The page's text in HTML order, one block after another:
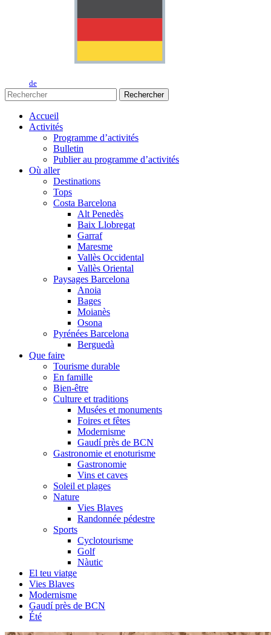
de
Rechercher
Accueil
Activités
Programme d’activités
Bulletin
Publier au programme d’activités
Où aller
Destinations
Tops
Costa Barcelona
Alt Penedès
Baix Llobregat
Garraf
Maresme
Vallès Occidental
Vallès Oriental
Paysages Barcelona
Anoia
Bages
Moianès
Osona
Pyrénées Barcelona
Berguedà
Que faire
Tourisme durable
En famille
Bien-être
Culture et traditions
Musées et monuments
Foires et fêtes
Modernisme
Gaudí près de BCN
Gastronomie et enoturisme
Gastronomie
Vins et caves
Soleil et plages
Nature
Vies Blaves
Randonnée pédestre
Sports
Cyclotourisme
Golf
Nàutic
El teu viatge
Vies Blaves
Modernisme
Gaudí près de BCN
Été